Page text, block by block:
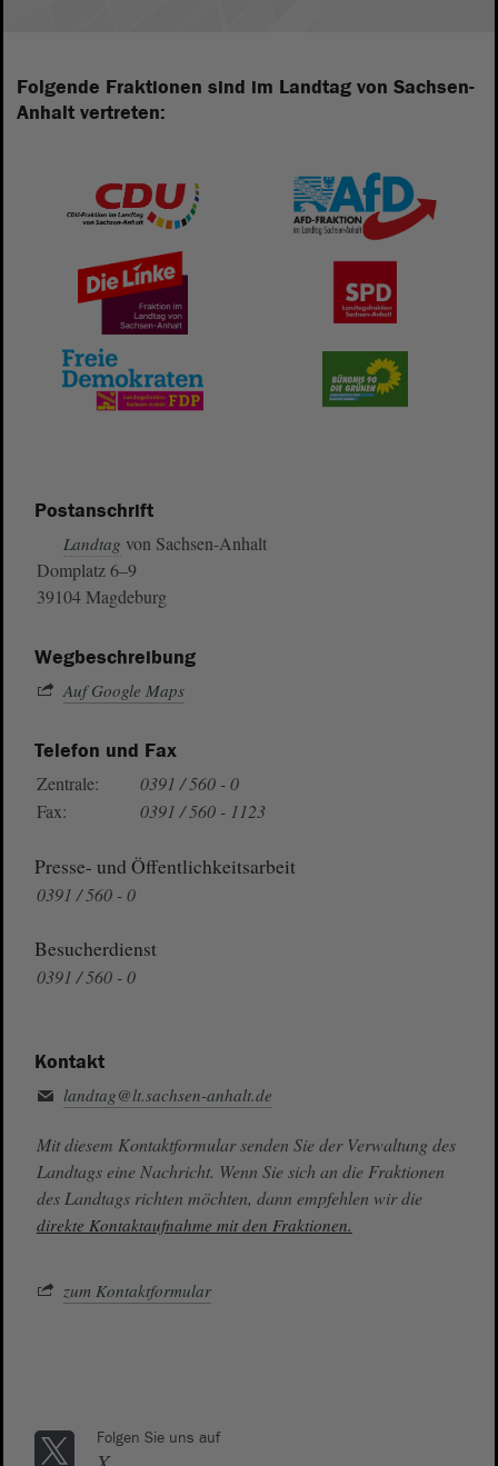
Folgende Fraktionen sind im Landtag von Sachsen-
Anhalt vertreten:
Postanschrift
Landtag von Sachsen-Anhalt
Domplatz 6–9
39104 Magdeburg
Wegbeschreibung
Auf Google Maps
Telefon und Fax
Zentrale:
0391 / 560 - 0
Fax:
0391 / 560 - 1123
Presse- und Öffentlichkeitsarbeit
0391 / 560 - 0
Besucherdienst
0391 / 560 - 0
Kontakt
landtag@lt.sachsen-anhalt.de
Mit diesem Kontaktformular senden Sie der Verwaltung des
Landtags eine Nachricht. Wenn Sie sich an die Fraktionen
des Landtags richten möchten, dann empfehlen wir die
direkte Kontaktaufnahme mit den Fraktionen.
zum Kontaktformular
Folgen Sie uns auf